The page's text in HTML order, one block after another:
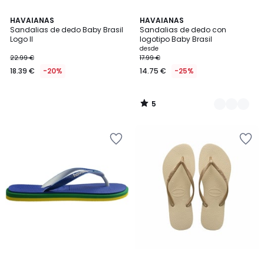
HAVAIANAS
Sandalias de dedo Baby Brasil
Logo II
22.99 €
18.39 € -20%
HAVAIANAS
Sandalias de dedo con
logotipo Baby Brasil
desde
17.99 €
14.75 € -25%
5
/
5
2
Colores
5
/